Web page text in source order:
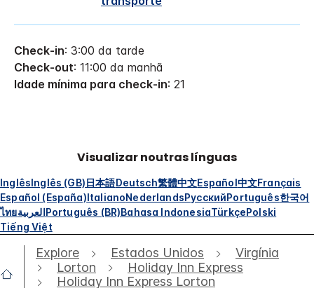
Check-in: 3:00 da tarde
Check-out: 11:00 da manhã
Idade mínima para check-in: 21
Visualizar noutras línguas
InglêsInglês (GB)日本語Deutsch繁體中文Español中文Français
Español (España)ItalianoNederlandsРусскийPortuguês한국어
ไทยالعربيةPortuguês (BR)Bahasa IndonesiaTürkçePolski
Tiếng Việt
Explore Estados Unidos
Virgínia
Lorton
Holiday Inn Express
Holiday Inn Express Lorton